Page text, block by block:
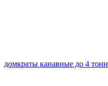
домкраты канавные до 4 тонн